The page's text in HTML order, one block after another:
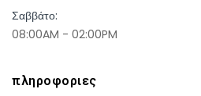
Σαββάτο:
08:00AM - 02:00PM
πληροφοριες